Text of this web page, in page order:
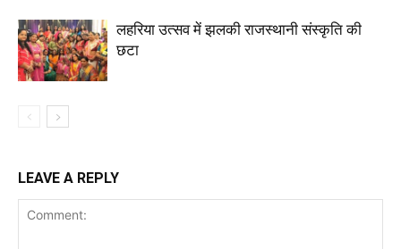
लहरिया उत्सव में झलकी राजस्थानी संस्कृति की
छटा
LEAVE A REPLY